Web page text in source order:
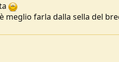
meglio farla dalla sella del